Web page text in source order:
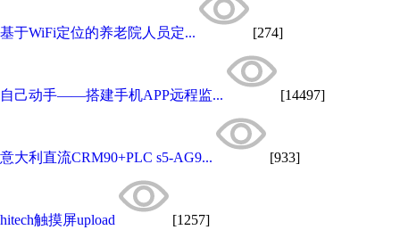
基于WiFi定位的养老院人员定... [274]
自己动手——搭建手机APP远程监... [14497]
意大利直流CRM90+PLC s5-AG9... [933]
hitech触摸屏upload [1257]